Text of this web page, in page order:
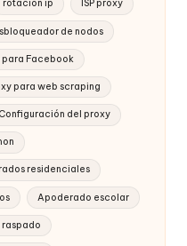
rotación ip ISP proxy
de nodos
para Facebook
para web scraping
Configuración del proxy
residenciales
Apoderado escolar
raspado